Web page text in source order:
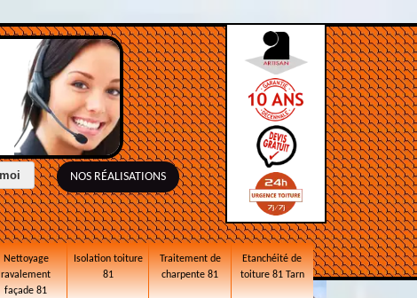
NOS RÉALISATIONS
Nettoyage
ravalement
façade 81
Isolation toiture
81
Traitement de
charpente 81
Etanchéité de
toiture 81 Tarn